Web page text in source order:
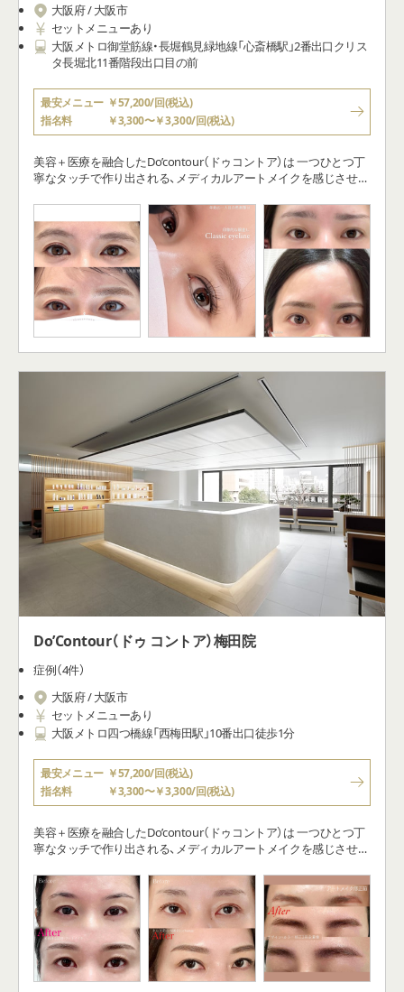
大阪府 / 大阪市
セットメニューあり
大阪メトロ御堂筋線・長堀鶴見緑地線「心斎橋駅」2番出口クリス
タ長堀北11番階段出口目の前
最安メニュー ￥57,200/回(税込)
指名料
￥3,300〜￥3,300/回(税込)
美容＋医療を融合したDo’contour（ドゥコントア）は 一つひとつ丁
寧なタッチで作り出される、メディカルアートメイクを感じさせな
上がりを特徴とします。
Do’Contour（ドゥ コントア）梅田院
症例（4件）
大阪府 / 大阪市
セットメニューあり
大阪メトロ四つ橋線「西梅田駅」10番出口徒歩1分
最安メニュー ￥57,200/回(税込)
指名料
￥3,300〜￥3,300/回(税込)
美容＋医療を融合したDo’contour（ドゥコントア）は 一つひとつ丁
寧なタッチで作り出される、メディカルアートメイクを感じさせな
上がりを特徴とします。